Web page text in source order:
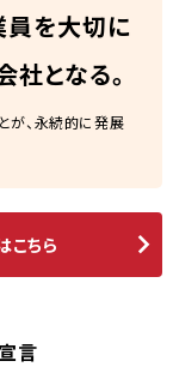
員を大切に
となる。
が、永続的に発展
こちら
言